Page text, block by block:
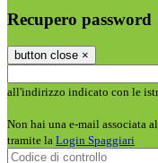
Recupero password
button close ×
all'indirizzo indicato con le
Non hai una e-mail associata
tramite la Login Spaggiari